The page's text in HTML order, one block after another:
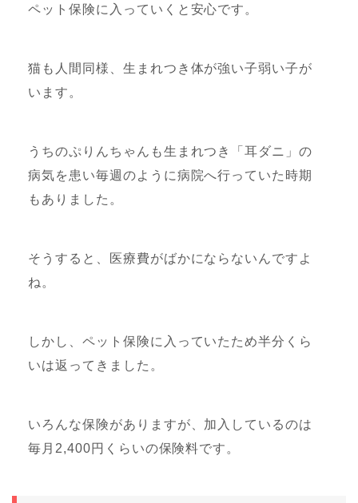
ペット保険に入っていくと安心です。
猫も人間同様、生まれつき体が強い子弱い子が
います。
うちのぷりんちゃんも生まれつき「耳ダニ」の
病気を患い毎週のように病院へ行っていた時期
もありました。
そうすると、医療費がばかにならないんですよ
ね。
しかし、ペット保険に入っていたため半分くら
いは返ってきました。
いろんな保険がありますが、加入しているのは
毎月2,400円くらいの保険料です。